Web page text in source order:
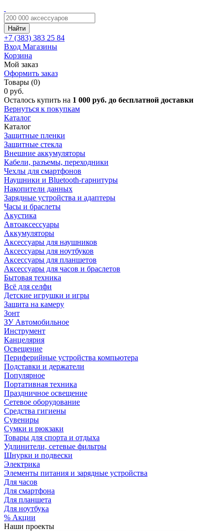
Найти
+7 (383) 383 25 84
Вход Магазины
Корзина
Мой заказ
Оформить заказ
Товары (0)
0 руб.
Осталось купить на 1 000 руб. до бесплатной доставки
Вернуться к покупкам
Каталог
Каталог
Защитные пленки
Защитные стекла
Внешние аккумуляторы
Кабели, разъемы, переходники
Чехлы для смартфонов
Наушники и Bluetooth-гарнитуры
Накопители данных
Зарядные устройства и адаптеры
Часы и браслеты
Акустика
Автоаксессуары
Аккумуляторы
Аксессуары для наушников
Аксессуары для ноутбуков
Аксессуары для планшетов
Аксессуары для часов и браслетов
Бытовая техника
Всё для селфи
Детские игрушки и игры
Защита на камеру
Зонт
ЗУ Автомобильное
Инструмент
Канцелярия
Освещение
Периферийные устройства компьютера
Подставки и держатели
Популярное
Портативная техника
Праздничное освещение
Сетевое оборудование
Средства гигиены
Сувениры
Сумки и рюкзаки
Товары для спорта и отдыха
Удлинители, сетевые фильтры
Шнурки и подвески
Электрика
Элементы питания и зарядные устройства
Для часов
Для смартфона
Для планшета
Для ноутбука
% Акции
Наши проекты